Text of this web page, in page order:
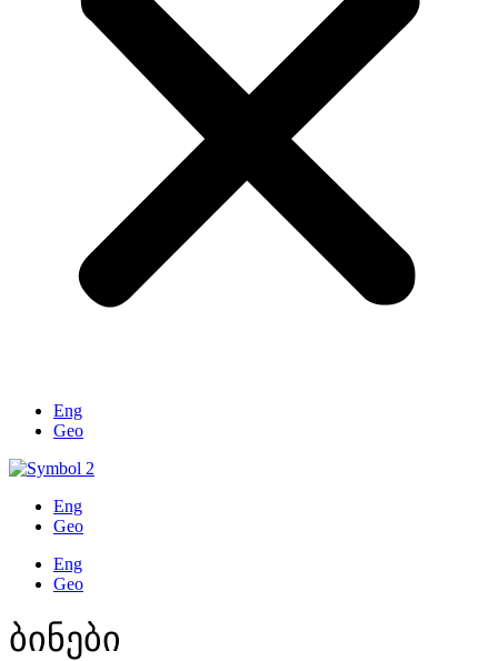
Eng
Geo
Eng
Geo
Eng
Geo
ბინები